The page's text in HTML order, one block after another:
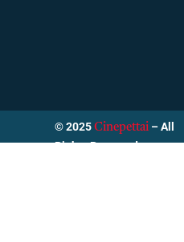
© 2025 Cinepettai – All
Rights Reserved